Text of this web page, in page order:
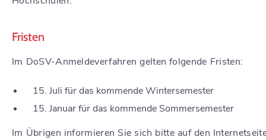
Fristen
Im DoSV-Anmeldeverfahren gelten folgende Fristen:
15. Juli für das kommende Wintersemester
15. Januar für das kommende Sommersemester
Im Übrigen informieren Sie sich bitte auf den